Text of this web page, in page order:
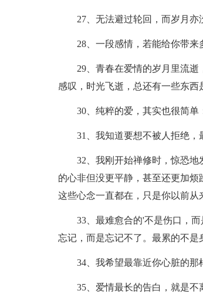
27、无法避过轮回，而岁月亦
28、一段感情，若能给你带
29、青春在爱情的岁月里流
感叹，时光飞逝，总还有一些东西
30、纯粹的爱，其实也很简单
31、我知道要想不被人拒绝，
32、我刚开始禅修时，惊恐
的心非但没更平静，甚至还更加
这些心念一直都在，只是你以前
33、最难愈合的'不是伤口，
忘记，而是忘记不了。最累的不是
34、我希望最靠近你心脏的那
35、爱情最长的告白，就是不